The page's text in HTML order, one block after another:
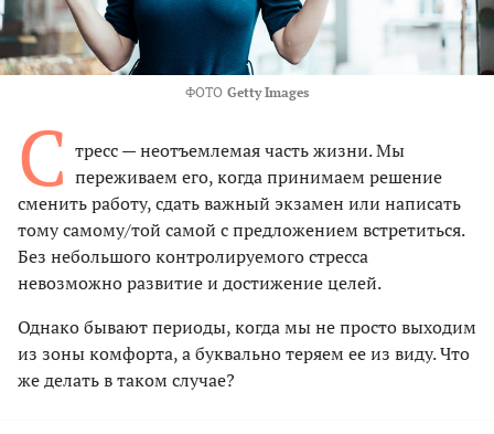
ФОТО Getty Images
С тресс — неотъемлемая часть жизни. Мы
переживаем его, когда принимаем решение
сменить работу, сдать важный экзамен или написать
тому самому/той самой с предложением встретиться.
Без небольшого контролируемого стресса
невозможно развитие и достижение целей.
Однако бывают периоды, когда мы не просто выходим
из зоны комфорта, а буквально теряем ее из виду. Что
же делать в таком случае?